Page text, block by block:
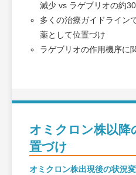
減少 vs ラゲブリオの約
多くの治療ガイドライン
薬として位置づけ
ラゲブリオの作用機序に
オミクロン株以降
置づけ
オミクロン株出現後の状況